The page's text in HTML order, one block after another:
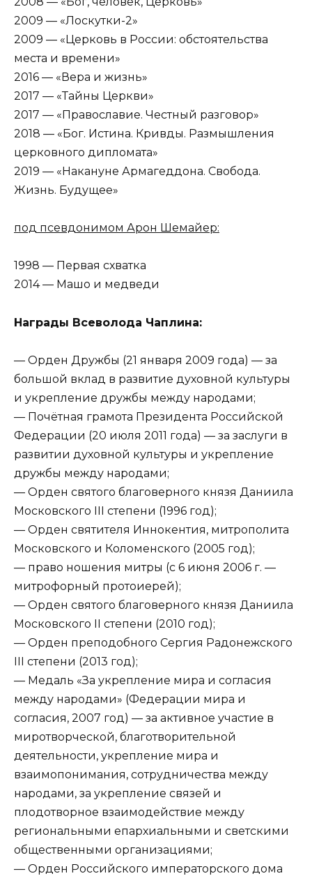
2009 — «Лоскутки-2»
2009 — «Церковь в России: обстоятельства
места и времени»
2016 — «Вера и жизнь»
2017 — «Тайны Церкви»
2017 — «Православие. Честный разговор»
2018 — «Бог. Истина. Кривды. Размышления
церковного дипломата»
2019 — «Накануне Армагеддона. Свобода.
Жизнь. Будущее»
под псевдонимом Арон Шемайер:
1998 — Первая схватка
2014 — Машо и медведи
Награды Всеволода Чаплина:
— Орден Дружбы (21 января 2009 года) — за
большой вклад в развитие духовной культуры
и укрепление дружбы между народами;
— Почётная грамота Президента Российской
Федерации (20 июля 2011 года) — за заслуги в
развитии духовной культуры и укрепление
дружбы между народами;
— Орден святого благоверного князя Даниила
Московского III степени (1996 год);
— Орден святителя Иннокентия, митрополита
Московского и Коломенского (2005 год);
— право ношения митры (с 6 июня 2006 г. —
митрофорный протоиерей);
— Орден святого благоверного князя Даниила
Московского II степени (2010 год);
— Орден преподобного Сергия Радонежского
III степени (2013 год);
— Медаль «За укрепление мира и согласия
между народами» (Федерации мира и
согласия, 2007 год) — за активное участие в
миротворческой, благотворительной
деятельности, укрепление мира и
взаимопонимания, сотрудничества между
народами, за укрепление связей и
плодотворное взаимодействие между
региональными епархиальными и светскими
общественными организациями;
— Орден Российского императорского дома